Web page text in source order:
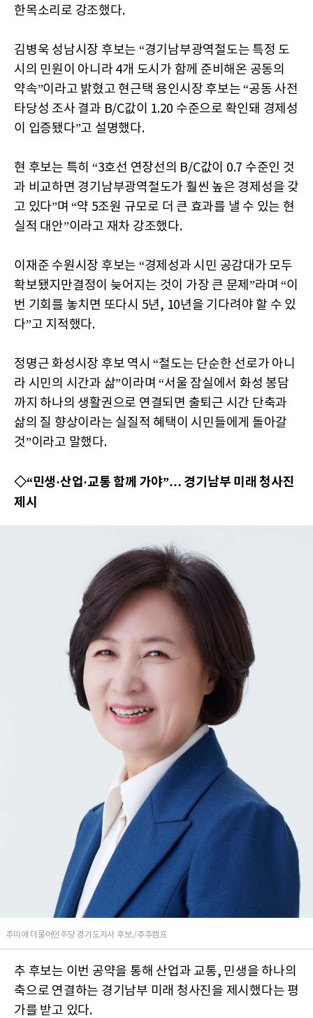
한목소리로 강조했다.
김병욱 성남시장 후보는 “경기남부광역철도는 특정 도
시의 민원이 아니라 4개 도시가 함께 준비해온 공동의
약속”이라고 밝혔고 현근택 용인시장 후보는 “공동 사전
타당성 조사 결과 B/C값이 1.20 수준으로 확인돼 경제성
이 입증됐다”고 설명했다.
현 후보는 특히 “3호선 연장선의 B/C값이 0.7 수준인 것
과 비교하면 경기남부광역철도가 훨씬 높은 경제성을 갖
고 있다”며 “약 5조원 규모로 더 큰 효과를 낼 수 있는 현
실적 대안”이라고 재차 강조했다.
이재준 수원시장 후보는 “경제성과 시민 공감대가 모두
확보됐지만결정이 늦어지는 것이 가장 큰 문제”라며 “이
번 기회를 놓치면 또다시 5년, 10년을 기다려야 할 수 있
다”고 지적했다.
정명근 화성시장 후보 역시 “철도는 단순한 선로가 아니
라 시민의 시간과 삶”이라며 “서울 잠실에서 화성 봉담
까지 하나의 생활권으로 연결되면 출퇴근 시간 단축과
삶의 질 향상이라는 실질적 혜택이 시민들에게 돌아갈
것”이라고 말했다.
◇“민생·산업·교통 함께 가야”… 경기남부 미래 청사진
제시
추미애 더물어민주당 경기도지사 후보./추추캠프
추 후보는 이번 공약을 통해 산업과 교통, 민생을 하나의
축으로 연결하는 경기남부 미래 청사진을 제시했다는 평
가를 받고 있다.